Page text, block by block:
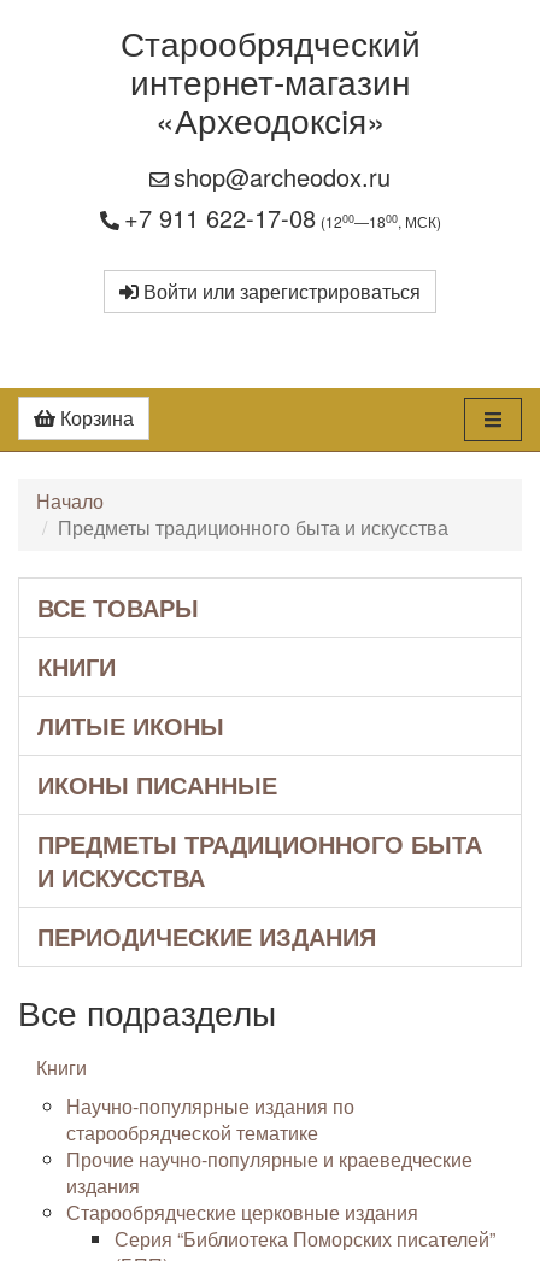
Старообрядческий
интернет-магазин
«Археодоксiя»
shop@archeodox.ru
+7 911 622-17-08 (1200—1800, МСК)
Войти или зарегистрироваться
Корзина
Начало
Предметы традиционного быта и искусства
ВСЕ ТОВАРЫ
КНИГИ
ЛИТЫЕ ИКОНЫ
ИКОНЫ ПИСАННЫЕ
ПРЕДМЕТЫ ТРАДИЦИОННОГО БЫТА
И ИСКУССТВА
ПЕРИОДИЧЕСКИЕ ИЗДАНИЯ
Все подразделы
Книги
Научно-популярные издания по
старообрядческой тематике
Прочие научно-популярные и краеведческие
издания
Старообрядческие церковные издания
Серия “Библиотека Поморских писателей”